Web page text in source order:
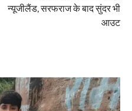
न्यूजीलैंड, सरफराज के बाद सुंदर भी
आउट